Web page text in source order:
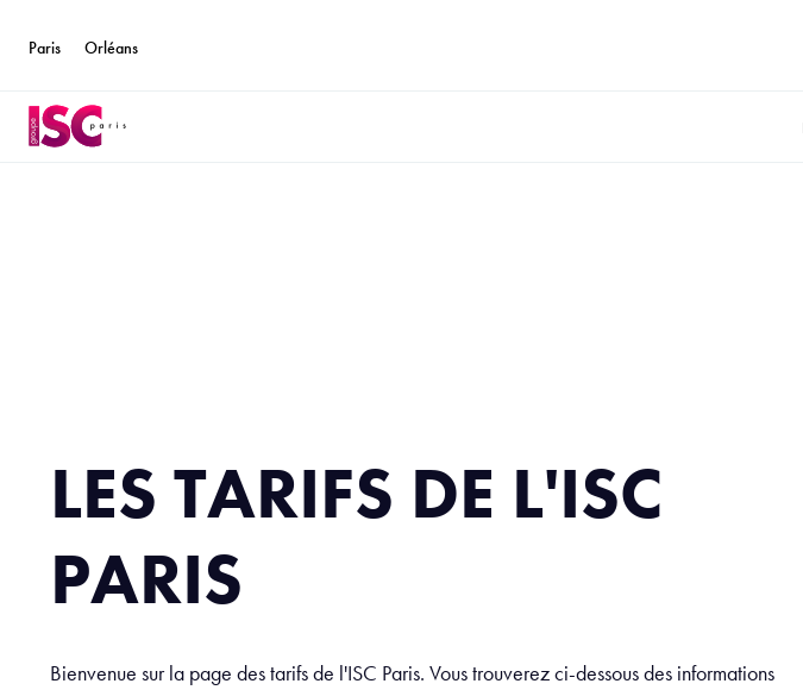
Paris Orléans
LES TARIFS DE L'ISC
PARIS
Bienvenue sur la page des tarifs de l'ISC Paris. Vous trouverez ci-dessous des informations